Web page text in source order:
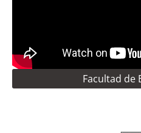
Facultad de